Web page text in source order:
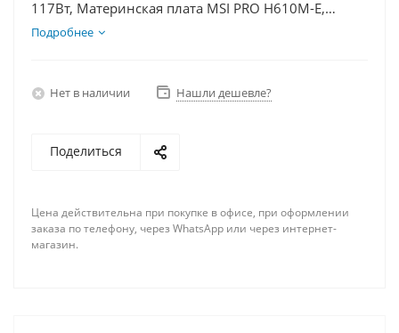
117Вт, Материнская плата MSI PRO H610M-E,
Видеокарта RTX 5060Ti 8Гб, Память DDR4 32Gb,
Подробнее
Нет в наличии Нашли дешевле?
Поделиться
Цена действительна при покупке в офисе, при оформлении
заказа по телефону, через WhatsApp или через интернет-
магазин.